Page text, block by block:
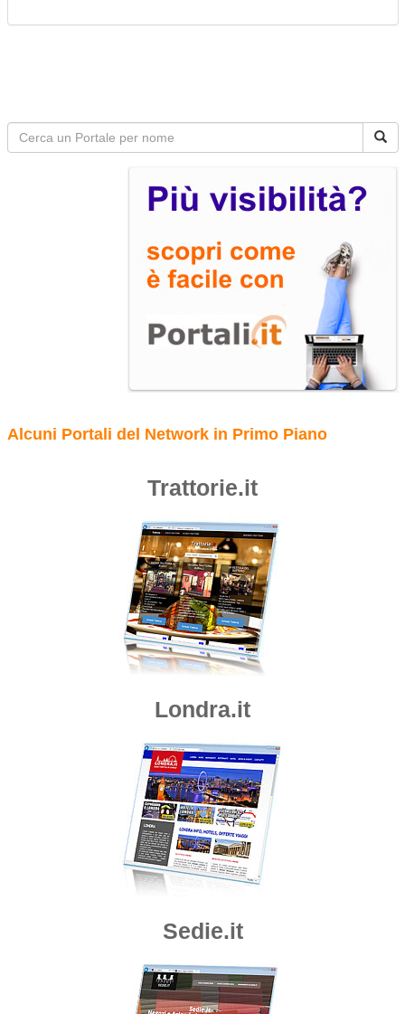
Alcuni Portali del Network in Primo Piano
Trattorie.it
Londra.it
Sedie.it